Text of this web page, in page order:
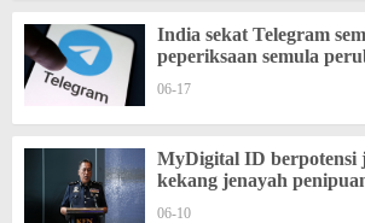
India sekat Telegram
peperiksaan semula
06-17
MyDigital ID berpotensi
kekang jenayah
06-10